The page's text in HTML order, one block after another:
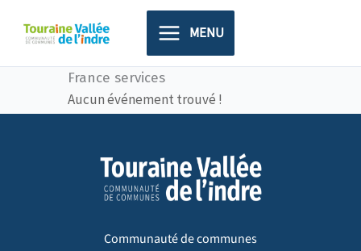
principal
MENU
France services
Aucun événement trouvé !
Communauté de communes